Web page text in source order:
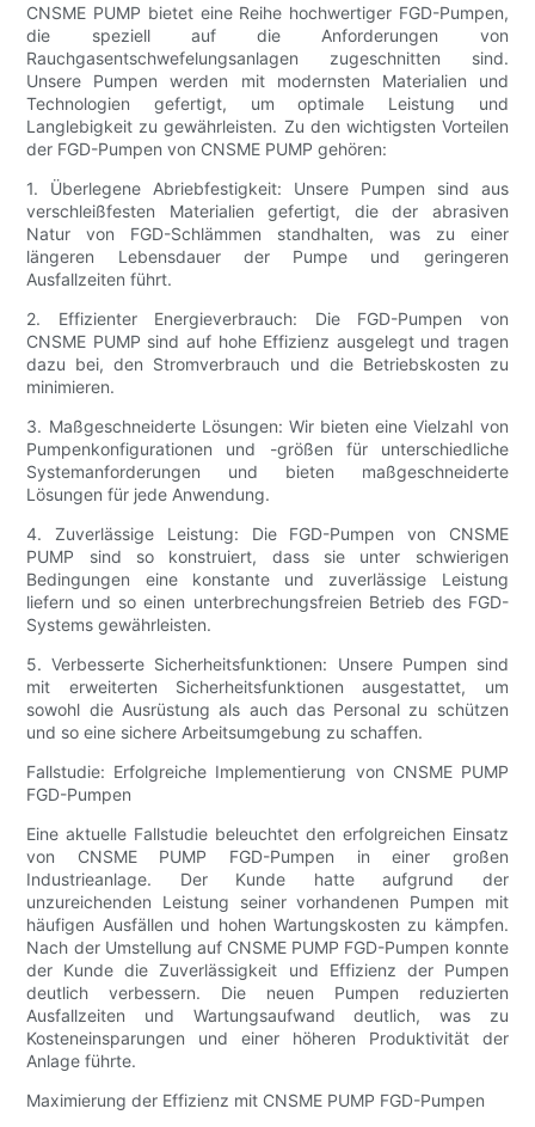
CNSME PUMP bietet eine Reihe hochwertiger FGD-Pumpen,
die speziell auf die Anforderungen von
Rauchgasentschwefelungsanlagen zugeschnitten sind.
Unsere Pumpen werden mit modernsten Materialien und
Technologien gefertigt, um optimale Leistung und
Langlebigkeit zu gewährleisten. Zu den wichtigsten Vorteilen
der FGD-Pumpen von CNSME PUMP gehören:
1. Überlegene Abriebfestigkeit: Unsere Pumpen sind aus
verschleißfesten Materialien gefertigt, die der abrasiven
Natur von FGD-Schlämmen standhalten, was zu einer
längeren Lebensdauer der Pumpe und geringeren
Ausfallzeiten führt.
2. Effizienter Energieverbrauch: Die FGD-Pumpen von
CNSME PUMP sind auf hohe Effizienz ausgelegt und tragen
dazu bei, den Stromverbrauch und die Betriebskosten zu
minimieren.
3. Maßgeschneiderte Lösungen: Wir bieten eine Vielzahl von
Pumpenkonfigurationen und -größen für unterschiedliche
Systemanforderungen und bieten maßgeschneiderte
Lösungen für jede Anwendung.
4. Zuverlässige Leistung: Die FGD-Pumpen von CNSME
PUMP sind so konstruiert, dass sie unter schwierigen
Bedingungen eine konstante und zuverlässige Leistung
liefern und so einen unterbrechungsfreien Betrieb des FGD-
Systems gewährleisten.
5. Verbesserte Sicherheitsfunktionen: Unsere Pumpen sind
mit erweiterten Sicherheitsfunktionen ausgestattet, um
sowohl die Ausrüstung als auch das Personal zu schützen
und so eine sichere Arbeitsumgebung zu schaffen.
Fallstudie: Erfolgreiche Implementierung von CNSME PUMP
FGD-Pumpen
Eine aktuelle Fallstudie beleuchtet den erfolgreichen Einsatz
von CNSME PUMP FGD-Pumpen in einer großen
Industrieanlage. Der Kunde hatte aufgrund der
unzureichenden Leistung seiner vorhandenen Pumpen mit
häufigen Ausfällen und hohen Wartungskosten zu kämpfen.
Nach der Umstellung auf CNSME PUMP FGD-Pumpen konnte
der Kunde die Zuverlässigkeit und Effizienz der Pumpen
deutlich verbessern. Die neuen Pumpen reduzierten
Ausfallzeiten und Wartungsaufwand deutlich, was zu
Kosteneinsparungen und einer höheren Produktivität der
Anlage führte.
Maximierung der Effizienz mit CNSME PUMP FGD-Pumpen